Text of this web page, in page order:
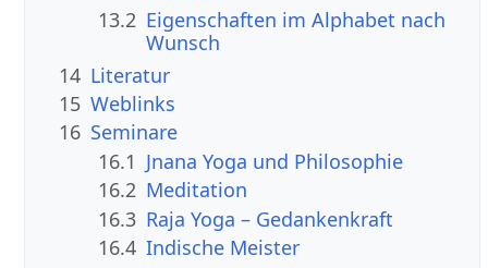
13.2 Eigenschaften im Alphabet nach
Wunsch
14 Literatur
15 Weblinks
16 Seminare
16.1 Jnana Yoga und Philosophie
16.2 Meditation
16.3 Raja Yoga – Gedankenkraft
16.4 Indische Meister